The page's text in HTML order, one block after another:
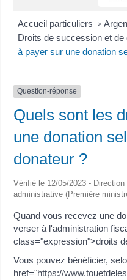
Accueil particuliers >
Droits de succession et de
à payer sur une donation
Question-réponse
Quels sont les
une donation
donateur ?
Vérifié le 12/05/2023 -
administrative (Première
Quand vous recevez une
verser à l'administration
class="expression">droits
Vous pouvez bénéficier,
href="https://